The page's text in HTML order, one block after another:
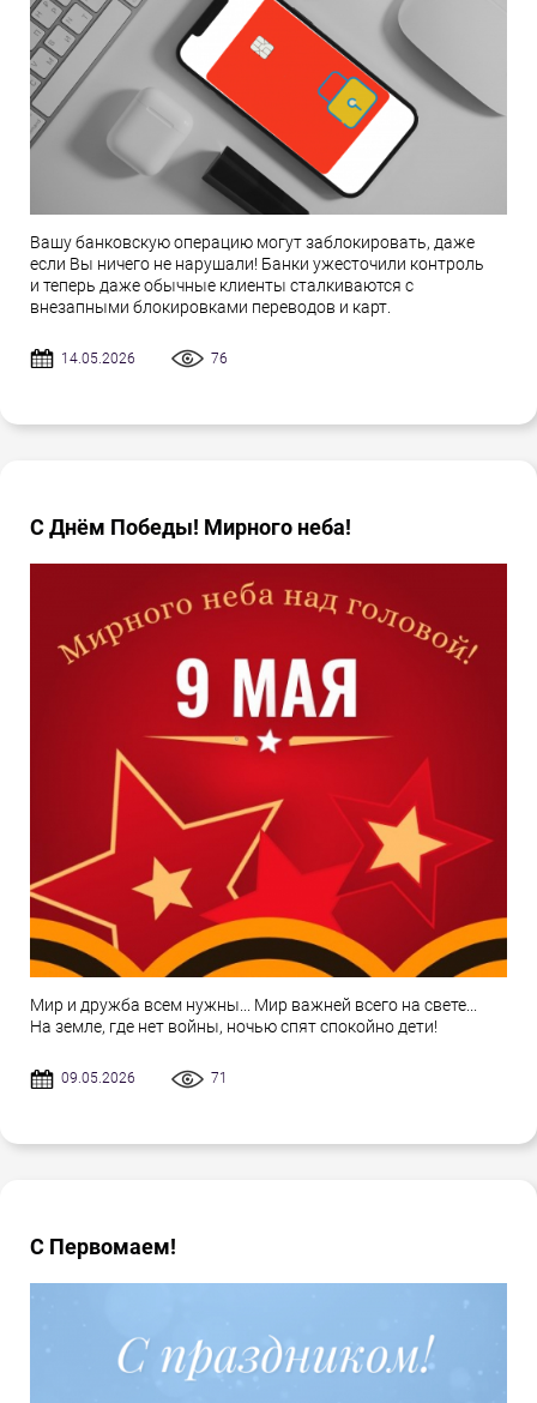
Вашу банковскую операцию могут заблокировать, даже
если Вы ничего не нарушали! Банки ужесточили контроль
и теперь даже обычные клиенты сталкиваются с
внезапными блокировками переводов и карт.
14.05.2026 76
С Днём Победы! Мирного неба!
Мир и дружба всем нужны... Мир важней всего на свете...
На земле, где нет войны, ночью спят спокойно дети!
09.05.2026 71
С Первомаем!